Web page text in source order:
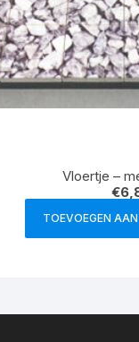
Vloertje –
€
TOEVOEGEN